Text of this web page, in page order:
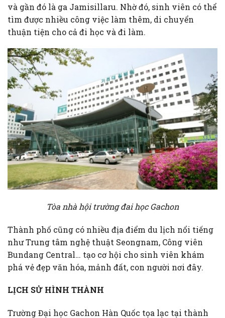
và gần đó là ga Jamisillaru. Nhờ đó, sinh viên có thể
tìm được nhiều công việc làm thêm, di chuyển
thuận tiện cho cả đi học và đi làm.
Tòa nhà hội trường đai học Gachon
Thành phố cũng có nhiều địa điểm du lịch nổi tiếng
như Trung tâm nghệ thuật Seongnam, Công viên
Bundang Central… tạo cơ hội cho sinh viên khám
phá vẻ đẹp văn hóa, mảnh đất, con người nơi đây.
LỊCH SỬ HÌNH THÀNH
Trường Đại học Gachon Hàn Quốc tọa lạc tại thành